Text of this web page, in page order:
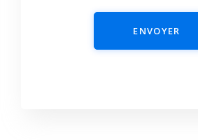
ENVOYER